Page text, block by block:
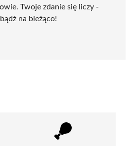
Twoje zdanie się liczy -
na bieżąco!